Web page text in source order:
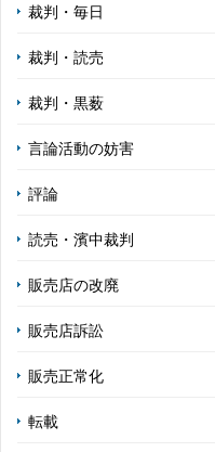
裁判・毎日
裁判・読売
裁判・黒薮
言論活動の妨害
評論
読売・濱中裁判
販売店の改廃
販売店訴訟
販売正常化
転載